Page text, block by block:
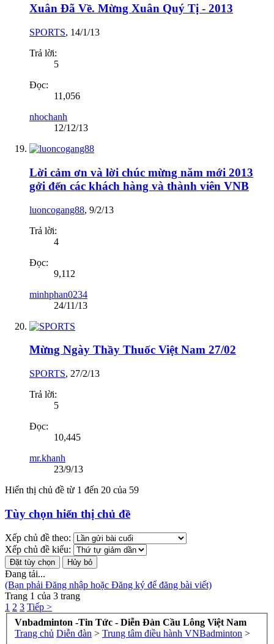
Xuân Đã Về. Mừng Xuân Quý Tị - 2013
SPORTS, 14/1/13
Trả lời:
5
Đọc:
11,056
nhochanh
12/12/13
Lời cảm ơn và lời chúc mừng năm mới 2013
gởi đến các khách hàng và thành viên VNB
luoncogang88, 9/2/13
Trả lời:
4
Đọc:
9,112
minhphan0234
24/11/13
Mừng Ngày Thầy Thuốc Việt Nam 27/02
SPORTS, 27/2/13
Trả lời:
5
Đọc:
10,445
mr.khanh
23/9/13
Hiển thị chủ đề từ 1 đến 20 của 59
Tùy chọn hiển thị chủ đề
Xếp chủ đề theo:
Xếp chủ đề kiểu:
Đang tải...
(Bạn phải Đăng nhập hoặc Đăng ký để đăng bài viết)
Trang 1 của 3 trang
1 2 3 Tiếp >
Vnbadminton -Tin Tức - Diễn Đàn Cầu Lông Việt Nam
Trang chủ Diễn đàn > Trung tâm điều hành VNBadminton >